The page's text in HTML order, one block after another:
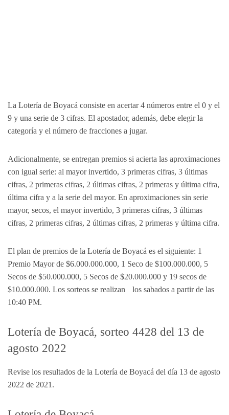
La Lotería de Boyacá consiste en acertar 4 números entre el 0 y el
9 y una serie de 3 cifras. El apostador, además, debe elegir la
categoría y el número de fracciones a jugar.
Adicionalmente, se entregan premios si acierta las aproximaciones
con igual serie: al mayor invertido, 3 primeras cifras, 3 últimas
cifras, 2 primeras cifras, 2 últimas cifras, 2 primeras y última cifra,
última cifra y a la serie del mayor. En aproximaciones sin serie
mayor, secos, el mayor invertido, 3 primeras cifras, 3 últimas
cifras, 2 primeras cifras, 2 últimas cifras, 2 primeras y última cifra.
El plan de premios de la Lotería de Boyacá es el siguiente: 1
Premio Mayor de $6.000.000.000, 1 Seco de $100.000.000, 5
Secos de $50.000.000, 5 Secos de $20.000.000 y 19 secos de
$10.000.000. Los sorteos se realizan los sabados a partir de las
10:40 PM.
Lotería de Boyacá, sorteo 4428 del 13 de
agosto 2022
Revise los resultados de la Lotería de Boyacá del día 13 de agosto
2022 de 2021.